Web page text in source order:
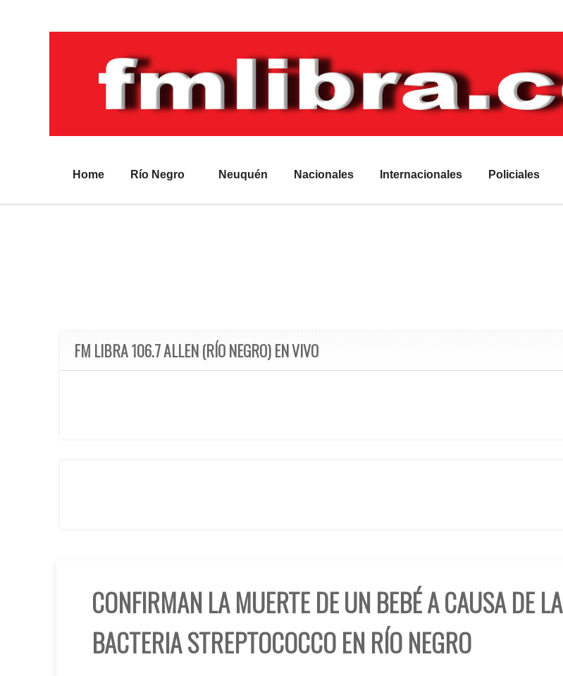
Home Río Negro Neuquén Nacionales Internacionales Policiales
FM LIBRA 106.7 ALLEN (RÍO NEGRO) EN VIVO
CONFIRMAN LA MUERTE DE UN BEBÉ A CAUSA DE LA
BACTERIA STREPTOCOCCO EN RÍO NEGRO